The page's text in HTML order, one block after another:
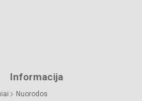
Informacija
Nuorodos